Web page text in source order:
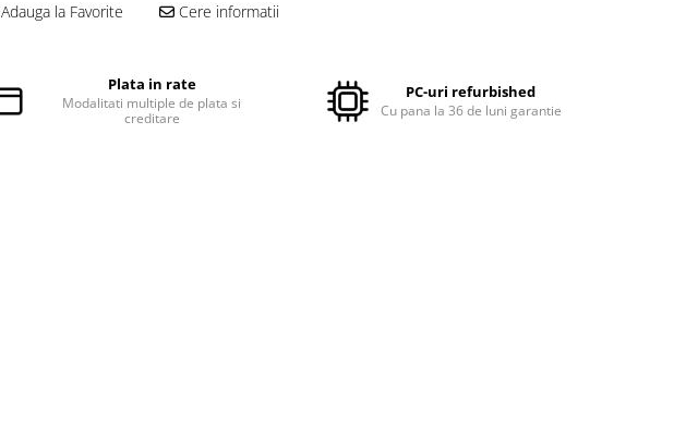
Adauga la Favorite Cere informatii
Plata in rate
Modalitati multiple de plata si
creditare
PC-uri refurbished
Cu pana la 36 de luni garantie